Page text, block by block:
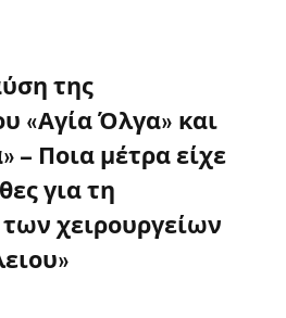
της
«Αγία Όλγα» και
– Ποια μέτρα είχε
για τη
των χειρουργείων